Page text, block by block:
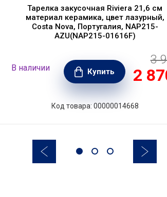
Тарелка закусочная Riviera 21,6 см
материал керамика, цвет лазурный,
Costa Nova, Португалия, NAP215-
AZU(NAP215-01616F)
В наличии Купить
3
2
Код товара: 00000014668